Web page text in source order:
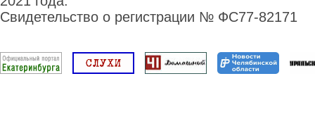
Свидетельство о регистрации № ФС77-82171